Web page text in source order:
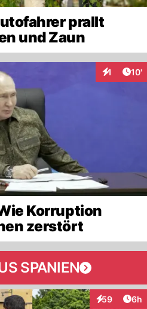
prallt
und Zaun
1 10'
Korruption
zerstört
SPANIEN
59
Interaktionen
6h